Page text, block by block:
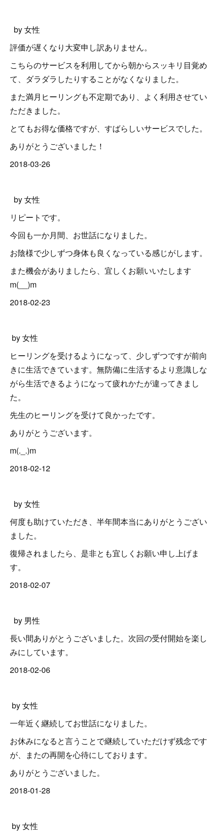
by 女性
評価が遅くなり大変申し訳ありません。
こちらのサービスを利用してから朝からスッキリ目覚め
て、ダラダラしたりすることがなくなりました。
また満月ヒーリングも不定期であり、よく利用させてい
ただきました。
とてもお得な価格ですが、すばらしいサービスでした。
ありがとうございました！
2018-03-26
by 女性
リピートです。
今回も一か月間、お世話になりました。
お陰様で少しずつ身体も良くなっている感じがします。
また機会がありましたら、宜しくお願いいたします
m(__)m
2018-02-23
by 女性
ヒーリングを受けるようになって、少しずつですが前向
きに生活できています。無防備に生活するより意識しな
がら生活できるようになって疲れかたが違ってきまし
た。
先生のヒーリングを受けて良かったです。
ありがとうございます。
m(._.)m
2018-02-12
by 女性
何度も助けていただき、半年間本当にありがとうござい
ました。
復帰されましたら、是非とも宜しくお願い申し上げま
す。
2018-02-07
by 男性
長い間ありがとうございました。次回の受付開始を楽し
みにしています。
2018-02-06
by 女性
一年近く継続してお世話になりました。
お休みになると言うことで継続していただけず残念です
が、またの再開を心待にしております。
ありがとうございました。
2018-01-28
by 女性